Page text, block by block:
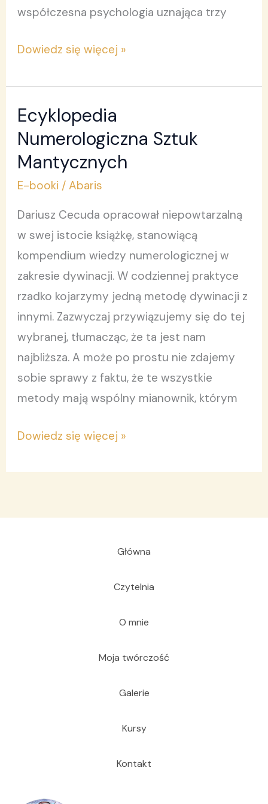
współczesna psychologia uznająca trzy
Dowiedz się więcej »
Ecyklopedia
Numerologiczna Sztuk
Mantycznych
E-booki /Abaris
Dariusz Cecuda opracował niepowtarzalną
w swej istocie książkę, stanowiącą
kompendium wiedzy numerologicznej w
zakresie dywinacji. W codziennej praktyce
rzadko kojarzymy jedną metodę dywinacji z
innymi. Zazwyczaj przywiązujemy się do tej
wybranej, tłumacząc, że ta jest nam
najbliższa. A może po prostu nie zdajemy
sobie sprawy z faktu, że te wszystkie
metody mają wspólny mianownik, którym
Ecyklopedia
Numerologiczna
Sztuk
Mantycznych
Dowiedz się więcej »
Główna
Czytelnia
O mnie
Moja twórczość
Galerie
Kursy
Kontakt